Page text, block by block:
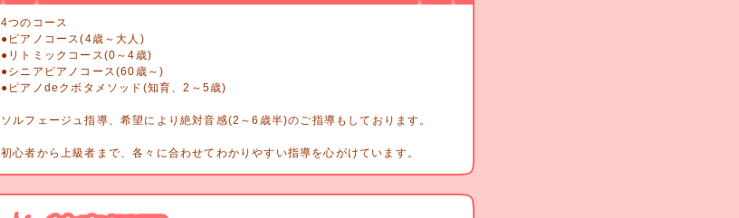
4つのコース
●ピアノコース(4歳～大人)
●リトミックコース(0～4歳)
●シニアピアノコース(60歳～)
●ピアノdeクボタメソッド(知育、2～5歳)
ソルフェージュ指導、希望により絶対音感(2～6歳半)のご指導もしております。
初心者から上級者まで、各々に合わせてわかりやすい指導を心がけています。